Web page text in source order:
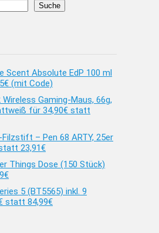
Suche
Scent Absolute EdP 100 ml
(mit Code)
Wireless Gaming-Maus, 66g,
für 34,90€ statt
– Pen 68 ARTY, 25er
23,91€
Things Dose (150 Stück)
5 (BT5565) inkl. 9
statt 84,99€